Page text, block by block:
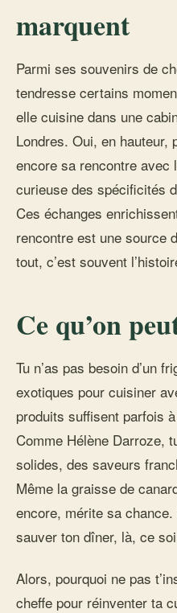
marquent
Parmi ses souvenirs de
tendresse certains
elle cuisine dans une
Londres. Oui, en hauteur,
encore sa rencontre avec
curieuse des spécificités
Ces échanges
rencontre est une source
tout, c’est souvent
Ce qu’on
Tu n’as pas besoin d’un
exotiques pour cuisiner
produits suffisent parfois
Comme Hélène Darroze,
solides, des saveurs
Même la graisse de
encore, mérite sa
sauver ton dîner, là, ce
Alors, pourquoi ne pas
cheffe pour réinventer ta